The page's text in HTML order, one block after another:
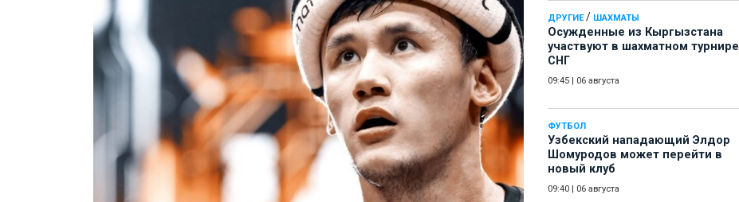
ДРУГИЕ/ ШАХМАТЫ
Осужденные из Кыргызстана
участвуют в шахматном турнире
СНГ
09:45 06 августа
ФУТБОЛ
Узбекский нападающий Элдор
Шомуродов может перейти в
новый клуб
09:40 06 августа